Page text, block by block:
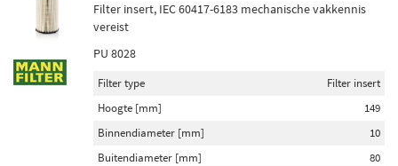
Filter insert, IEC 60417-6183 mechanische vakkennis
vereist
PU 8028
Filter type
Filter insert
Hoogte [mm]
149
Binnendiameter [mm]
10
Buitendiameter [mm]
80